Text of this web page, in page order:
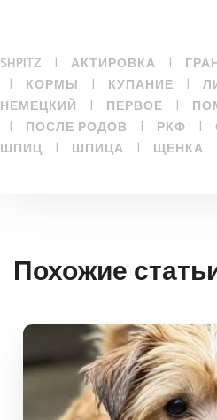
SHPITZ | АКТИРОВКА |
| КОРМЫ | КУПАНИЕ |
НЕМЕЦКИЙ | ПЕРВОЕ |
| ПОСЛЕ РОДОВ | РКФ |
ШПИЦ | ШПИЦА | ЩЕНКА
Похожие